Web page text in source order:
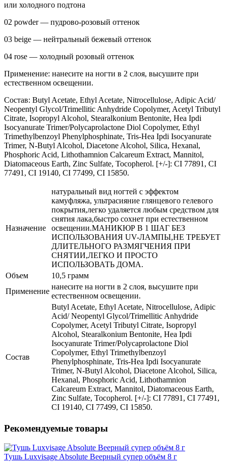
или холодного подтона
02 powder — пудрово-розовый оттенок
03 beige — нейтральный бежевый оттенок
04 rose — холодный розовый оттенок
Применение: нанесите на ногти в 2 слоя, высушите при
естественном освещении.
Состав: Butyl Acetate, Ethyl Acetate, Nitrocellulose, Adipic Acid/
Neopentyl Glycol/Trimellitic Anhydride Copolymer, Acetyl Tributyl
Citrate, Isopropyl Alcohol, Stearalkonium Bentonite, Hea Ipdi
Isocyanurate Trimer/Polycaprolactone Diol Copolymer, Ethyl
Trimethylbenzoyl Phenylphosphinate, Tris-Hea Ipdi Isocyanurate
Trimer, N-Butyl Alcohol, Diacetone Alcohol, Silica, Hexanal,
Phosphoric Acid, Lithothamnion Calcareum Extract, Mannitol,
Diatomaceous Earth, Zinc Sulfate, Tocopherol. [+/-]: CI 77891, CI
77491, CI 19140, CI 77499, CI 15850.
Назначение
натуральный вид ногтей с эффектом
камуфляжа, ультрасияние глянцевого гелевого
покрытия,легко удаляется любым средством для
снятия лака,быстро сохнет при естественном
освещении.МАНИКЮР В 1 ШАГ БЕЗ
ИСПОЛЬЗОВАНИЯ UV-ЛАМПЫ,НЕ ТРЕБУЕТ
ДЛИТЕЛЬНОГО РАЗМЯГЧЕНИЯ ПРИ
СНЯТИИ,ЛЕГКО И ПРОСТО
ИСПОЛЬЗОВАТЬ ДОМА.
Объем
10,5 грамм
Применение
нанесите на ногти в 2 слоя, высушите при
естественном освещении.
Состав
Butyl Acetate, Ethyl Acetate, Nitrocellulose, Adipic
Acid/ Neopentyl Glycol/Trimellitic Anhydride
Copolymer, Acetyl Tributyl Citrate, Isopropyl
Alcohol, Stearalkonium Bentonite, Hea Ipdi
Isocyanurate Trimer/Polycaprolactone Diol
Copolymer, Ethyl Trimethylbenzoyl
Phenylphosphinate, Tris-Hea Ipdi Isocyanurate
Trimer, N-Butyl Alcohol, Diacetone Alcohol, Silica,
Hexanal, Phosphoric Acid, Lithothamnion
Calcareum Extract, Mannitol, Diatomaceous Earth,
Zinc Sulfate, Tocopherol. [+/-]: CI 77891, CI 77491,
CI 19140, CI 77499, CI 15850.
Рекомендуемые товары
Тушь Luxvisage Absolute Веерный супер объём 8 г